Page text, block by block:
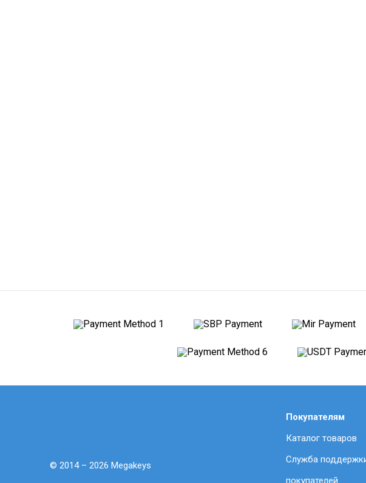
© 2014 – 2026 Megakeys
Покупателям
Каталог товаров
Служба
покупателей